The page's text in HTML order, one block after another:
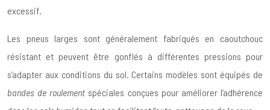
excessif.
Les pneus larges sont généralement fabriqués en caoutchouc
résistant et peuvent être gonflés à différentes pressions pour
s’adapter aux conditions du sol. Certains modèles sont équipés de
bandes de roulement spéciales conçues pour améliorer l’adhérence